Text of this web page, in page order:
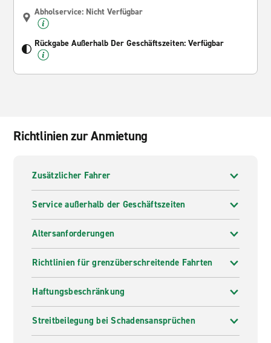
Abholservice: Nicht Verfügbar
Rückgabe Außerhalb Der Geschäftszeiten: Verfügbar
Richtlinien zur Anmietung
Zusätzlicher Fahrer
Service außerhalb der Geschäftszeiten
Altersanforderungen
Richtlinien für grenzüberschreitende Fahrten
Haftungsbeschränkung
Streitbeilegung bei Schadensansprüchen